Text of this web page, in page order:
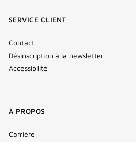
SERVICE CLIENT
Contact
Désinscription à la newsletter
Accessibilité
À PROPOS
Carrière